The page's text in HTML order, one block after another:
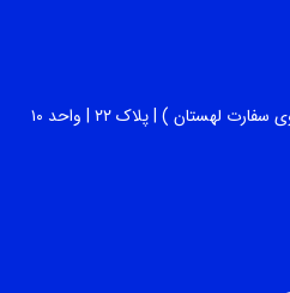
لهستان ) | پلاک ۲۲ | واحد ۱۰